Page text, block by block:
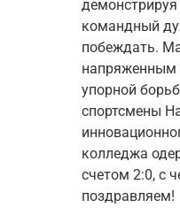
демонстрируя
командный
побеждать.
упорной
спортсмены
колледжа
счетом 2:0, с
поздравляем!